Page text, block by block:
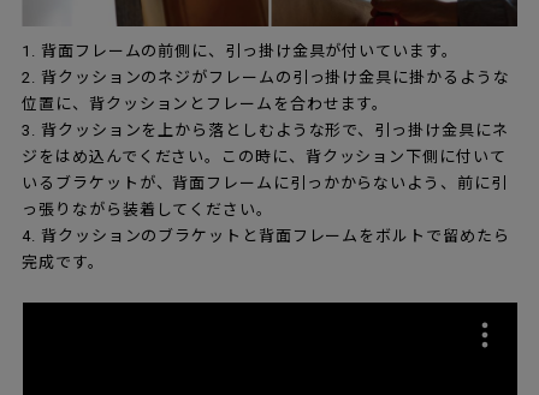
1. 背面フレームの前側に、引っ掛け金具が付いています。
2. 背クッションのネジがフレームの引っ掛け金具に掛かるような
位置に、背クッションとフレームを合わせます。
3. 背クッションを上から落としむような形で、引っ掛け金具にネ
ジをはめ込んでください。この時に、背クッション下側に付いて
いるブラケットが、背面フレームに引っかからないよう、前に引
っ張りながら装着してください。
4. 背クッションのブラケットと背面フレームをボルトで留めたら
完成です。